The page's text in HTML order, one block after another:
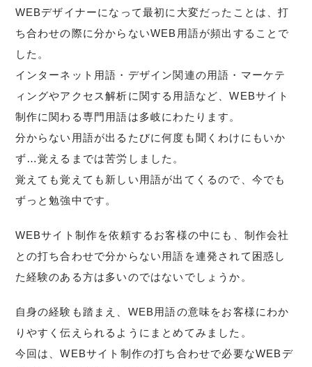
WEBデザイナーになって最初に大変だったことは、打
ち合わせの際に分からないWEB用語が頻出することで
した。
インターネット用語・デザイン関連の用語・マーケテ
ィングやアクセス解析に関する用語など、WEBサイト
制作に関わる専門用語は多岐にわたります。
分からない用語が出るたびに何度も聞くわけにもいか
ず…覚えるまでは苦労しました。
覚えても覚えても新しい用語が出てくるので、今でも
ずっと勉強中です。
WEBサイト制作を依頼するお客様の中にも、制作会社
との打ち合わせで分からない用語を連発されて困惑し
た経験のある方は多いのではないでしょうか。
自身の経験も踏まえ、WEB用語の意味をお客様にわか
りやすく伝えられるようにまとめてみました。
今回は、WEBサイト制作の打ち合わせで必要なWEBデ